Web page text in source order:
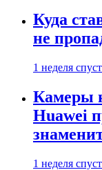
Куда
не
1 неделя
Камеры
Huawei
1 неделя